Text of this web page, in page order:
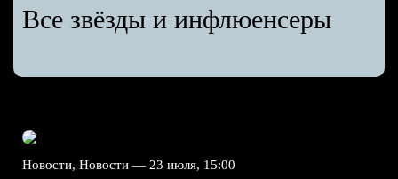
Все звёзды и инфлюенсеры
Новости, Новости — 23 июля, 15:00